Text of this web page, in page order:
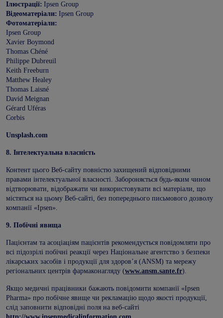
Ілюстрації: Ipsen Group
Відеоматеріали: Ipsen Group
Фотоматеріали:
Ipsen Group
Xavier Boymond
Thomas Chéné
Philippe Dubreuil
Keith Freeburn
Matthew Healey
Thomas Laisné
David Meignan
Gérard Uféras
Corbis
Unsplash.com
8. Інтелектуальна власність
Контент цього Веб-сайту повністю захищений відповідними
правами інтелектуальної власності. Забороняється будь-яким чином
відтворювати, відображати чи використовувати всі матеріали, що
містяться на цьому Веб-сайті, без попереднього письмового дозволу
компанії «Ipsen».
9. Побічні явища
Пацієнтам та асоціаціям пацієнтів рекомендується повідомляти про
всі підозрілі побічні реакції через Національне агентство з безпеки
лікарських засобів і продукції для здоров’я (ANSM) та мережу
регіональних центрів фармаконагляду (www.ansm.sante.fr).
Якщо медичні працівники бажають повідомити компанії «Ipsen
Pharma» про побічне явище чи рекламацію щодо якості продукції,
слід заповнити відповідні поля на веб-сайті